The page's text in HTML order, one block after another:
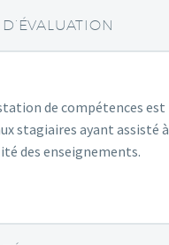
de compétences est
stagiaires ayant assisté à
des enseignements.